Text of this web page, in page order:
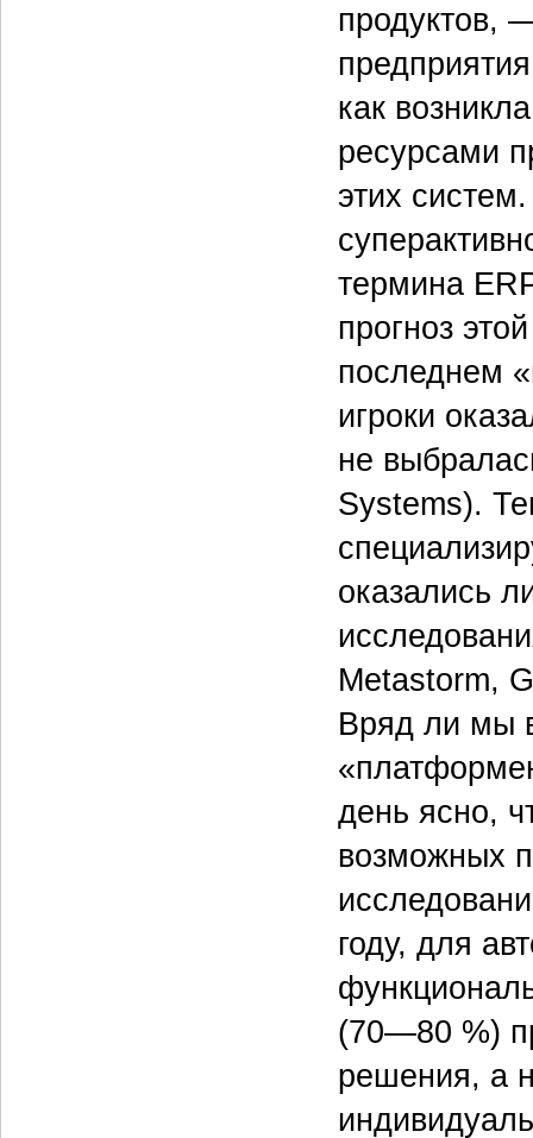
продуктов,
как
ресурсами
этих
термина
прогноз
последнем
игроки
не
Systems).
оказались
Metastorm,
Вряд ли мы
день ясно,
возможных
году, для
(70—80 %)
решения, а